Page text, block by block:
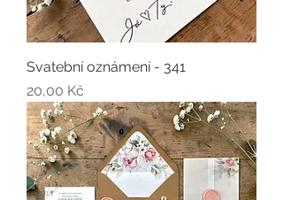
Svatební oznámení - 341
Cena
20,00 Kč